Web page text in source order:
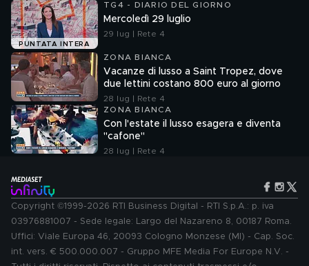
PUNTATA INTERA
TG4 - DIARIO DEL GIORNO
Mercoledì 29 luglio
29 lug | Rete 4
ZONA BIANCA
Vacanze di lusso a Saint Tropez, dove
due lettini costano 800 euro al giorno
28 lug | Rete 4
ZONA BIANCA
Con l'estate il lusso esagera e diventa
"cafone"
28 lug | Rete 4
Copyright ©1999-2026 RTI Business Digital - RTI S.p.A.: p. iva
03976881007 - Sede legale: Largo del Nazareno 8, 00187 Roma.
Uffici: Viale Europa 46, 20093 Cologno Monzese (MI) - Cap. Soc.
int. vers. € 500.000.007 - Gruppo MFE Media For Europe N.V. -